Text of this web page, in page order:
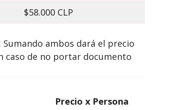
$58.000 CLP
ambos dará el precio
caso de no portar documento
Precio x Persona